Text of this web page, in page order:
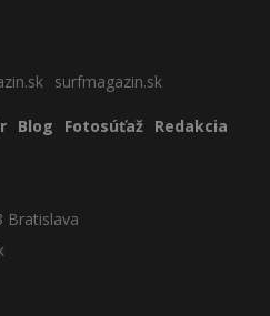
surfmagazin.sk
Blog Fotosúťaž Redakcia
Bratislava